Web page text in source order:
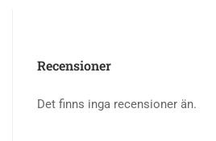
Recensioner
Det finns inga recensioner än.